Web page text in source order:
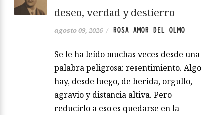
deseo, verdad y destierro
agosto 09, 2026 / ROSA AMOR DEL OLMO
Se le ha leído muchas veces desde una
palabra peligrosa: resentimiento. Algo
hay, desde luego, de herida, orgullo,
agravio y distancia altiva. Pero
reducirlo a eso es quedarse en la